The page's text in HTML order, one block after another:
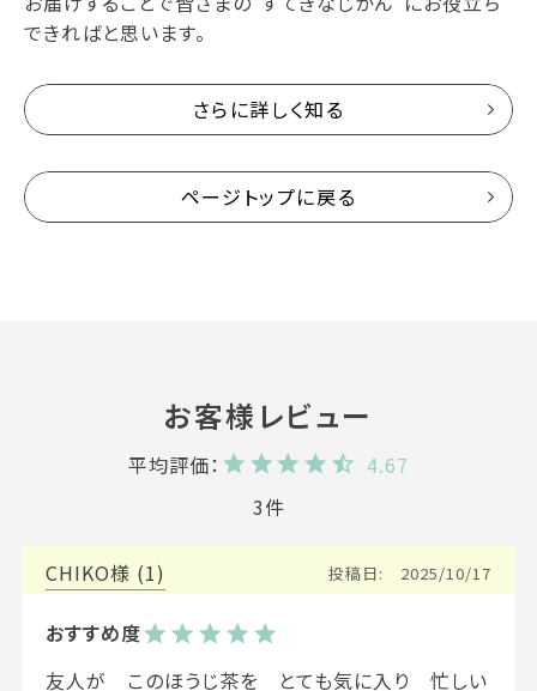
できればと思います。
さらに詳しく知る
ページトップに戻る
4.67
3
CHIKO 1 投稿日 2025/10/17
友人が　このほうじ茶を　とても気に入り　忙しい